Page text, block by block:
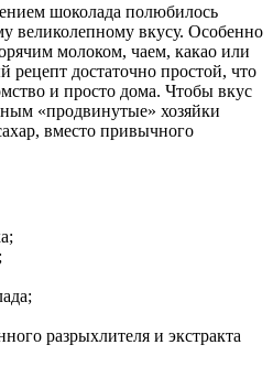
шоколада полюбилось
великолепному вкусу. Особенно
молоком, чаем, какао или
достаточно простой, что
и просто дома. Чтобы вкус
«продвинутые» хозяйки
вместо привычного
разрыхлителя и экстракта